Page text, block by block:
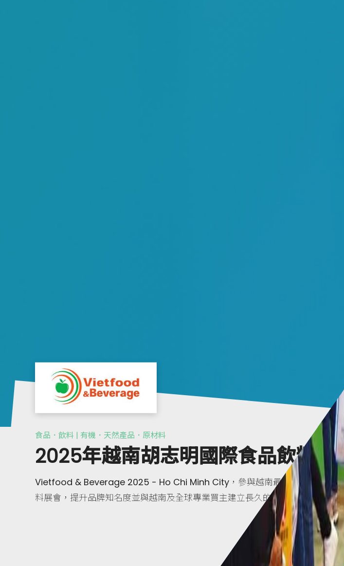
食品．飲料 | 有機．天然產品．原材料
2025年越南胡志明國際食品飲料展
Vietfood & Beverage 2025 - Ho Chi Minh City，參與越南最大的國際食品飲
料展會，提升品牌知名度並與越南及全球專業買主建立長久的商業關係。